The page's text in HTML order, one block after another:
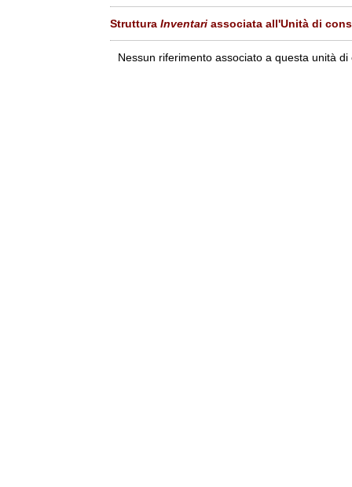
Struttura Inventari associata all'Unità di
Nessun riferimento associato a questa unità